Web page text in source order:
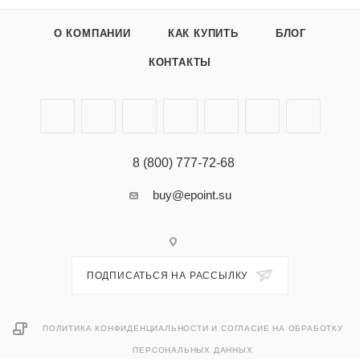
О КОМПАНИИ КАК КУПИТЬ БЛОГ
КОНТАКТЫ
8 (800) 777-72-68
buy@epoint.su
ПОДПИСАТЬСЯ НА РАССЫЛКУ
ПОЛИТИКА КОНФИДЕНЦИАЛЬНОСТИ И СОГЛАСИЕ НА ОБРАБОТКУ
ПЕРСОНАЛЬНЫХ ДАННЫХ